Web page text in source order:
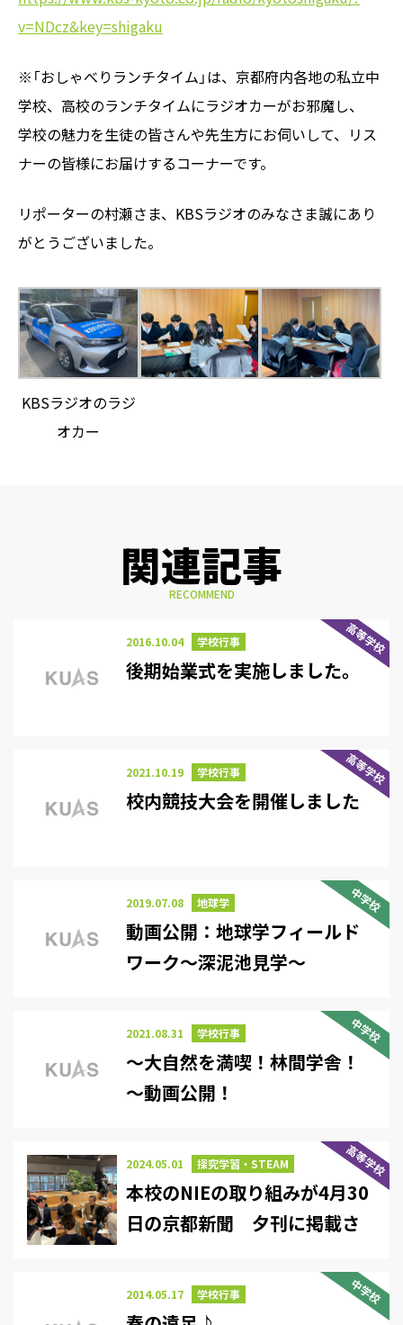
v=NDcz&key=shigaku
※「おしゃべりランチタイム」は、京都府内各地の私立中
学校、高校のランチタイムにラジオカーがお邪魔し、
学校の魅力を生徒の皆さんや先生方にお伺いして、リス
ナーの皆様にお届けするコーナーです。
リポーターの村瀬さま、KBSラジオのみなさま誠にあり
がとうございました。
KBSラジオのラジ
オカー
関連記事
RECOMMEND
高等学校
2016.10.04 学校行事
後期始業式を実施しました。
高等学校
2021.10.19 学校行事
校内競技大会を開催しました
中学校
2019.07.08 地球学
動画公開：地球学フィールド
ワーク～深泥池見学～
中学校
2021.08.31 学校行事
～大自然を満喫！林間学舎！
～動画公開！
高等学校
2024.05.01 探究学習・STEAM
本校のNIEの取り組みが4月30
日の京都新聞 夕刊に掲載さ
中学校
2014.05.17 学校行事